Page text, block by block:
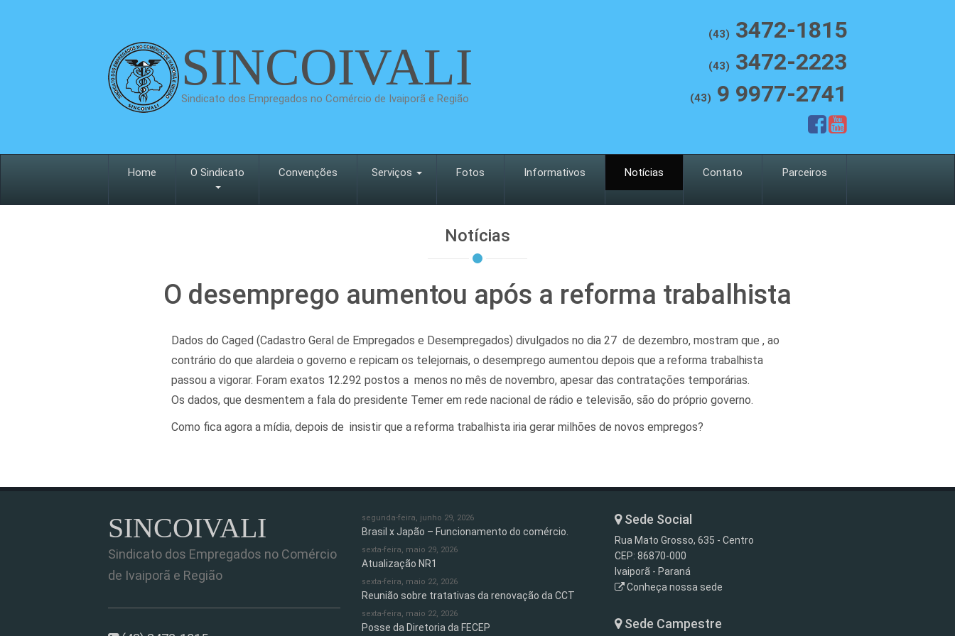
SINCOIVALI
Sindicato dos Empregados no Comércio de Ivaiporã e Região
(43) 3472-1815
(43) 3472-2223
(43) 9 9977-2741
Home O Sindicato Convenções Serviços Fotos Informativos Notícias Contato Parceiros
Notícias
O desemprego aumentou após a reforma trabalhista
Dados do Caged (Cadastro Geral de Empregados e Desempregados) divulgados no dia 27 de dezembro, mostram que , ao
contrário do que alardeia o governo e repicam os telejornais, o desemprego aumentou depois que a reforma trabalhista
passou a vigorar. Foram exatos 12.292 postos a menos no mês de novembro, apesar das contratações temporárias.
Os dados, que desmentem a fala do presidente Temer em rede nacional de rádio e televisão, são do próprio governo.
Como fica agora a mídia, depois de insistir que a reforma trabalhista iria gerar milhões de novos empregos?
SINCOIVALI
Sindicato dos Empregados no Comércio
de Ivaiporã e Região
segunda-feira, junho 29, 2026
Brasil x Japão – Funcionamento do comércio.
sexta-feira, maio 29, 2026
Atualização NR1
sexta-feira, maio 22, 2026
Reunião sobre tratativas da renovação da CCT
sexta-feira, maio 22, 2026
Posse da Diretoria da FECEP
Sede Social
Rua Mato Grosso, 635 - Centro
CEP: 86870-000
Ivaiporã - Paraná
Conheça nossa sede
Sede Campestre